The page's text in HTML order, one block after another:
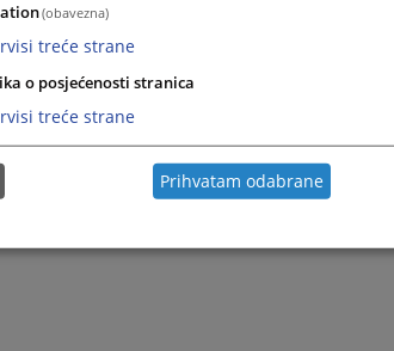
(obavezna)
treće strane
o posjećenosti stranica
treće strane
Prihvatam odabrane